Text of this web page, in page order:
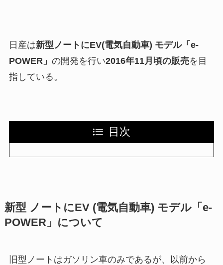
日産は新型ノートにEV(電気自動車) モデル「e-
POWER」 の開発を行い2016年11月頃の販売を目
指している。
目次
新型 ノートにEV (電気自動車) モデル「e-
POWER」について
旧型ノートはガソリン車のみであるが、以前から